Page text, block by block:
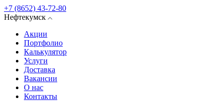
+7 (8652) 43-72-80
Нефтекумск
Акции
Портфолио
Калькулятор
Услуги
Доставка
Вакансии
О нас
Контакты